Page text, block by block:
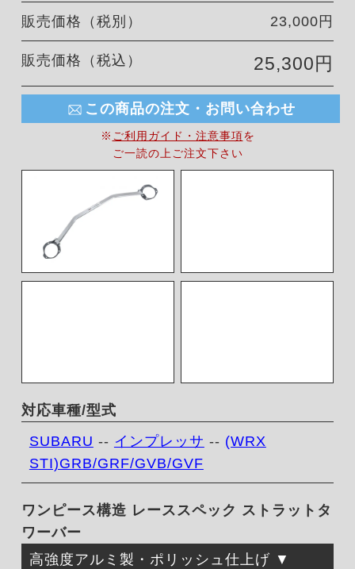
販売価格（税別）
23,000円
販売価格（税込） 25,300円
この商品の注文・お問い合わせ
※ ご利用ガイド・注意事項を
ご一読の上ご注文下さい
対応車種/型式
SUBARU -- インプレッサ -- (WRX
STI)GRB/GRF/GVB/GVF
ワンピース構造 レーススペック ストラットタ
ワーバー
高強度アルミ製・ポリッシュ仕上げ